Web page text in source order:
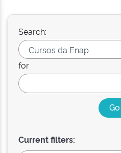
Search:
for
Current filters: